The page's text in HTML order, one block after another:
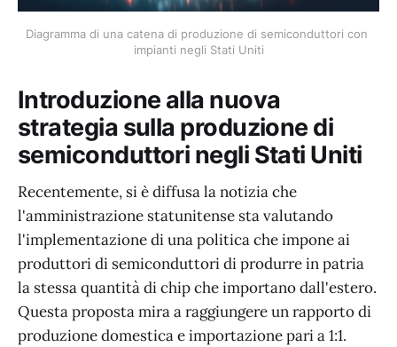
Diagramma di una catena di produzione di semiconduttori con
impianti negli Stati Uniti
Introduzione alla nuova
strategia sulla produzione di
semiconduttori negli Stati Uniti
Recentemente, si è diffusa la notizia che
l'amministrazione statunitense sta valutando
l'implementazione di una politica che impone ai
produttori di semiconduttori di produrre in patria
la stessa quantità di chip che importano dall'estero.
Questa proposta mira a raggiungere un rapporto di
produzione domestica e importazione pari a 1:1.